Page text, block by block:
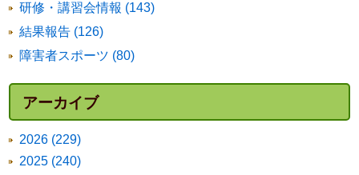
研修・講習会情報 (143)
結果報告 (126)
障害者スポーツ (80)
アーカイブ
2026 (229)
2025 (240)